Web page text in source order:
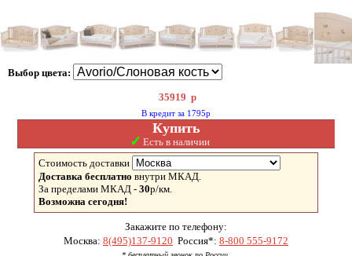
Выбор цвета:
35919 р
В кредит за 1795р
Купить
✓ Есть в наличии
Стоимость доставки
Доставка бесплатно внутри МКАД.
За пределами МКАД - 30р/км.
Возможна сегодня!
Закажите по телефону:
Москва: 8(495)137-9120 Россия*: 8-800 555-9172